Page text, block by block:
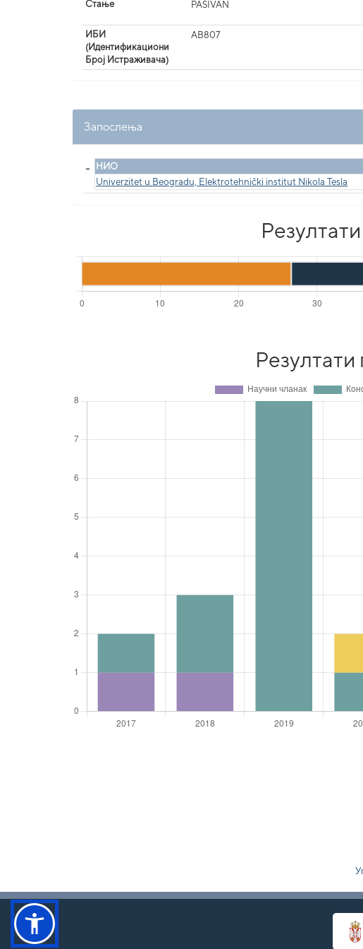
Стање PASIVAN
ИБИ
(Идентификациони
Број Истраживача)
AB807
Запослења
НИО
Univerzitet u Beogradu, Elektrotehnički institut Nikola Tesla